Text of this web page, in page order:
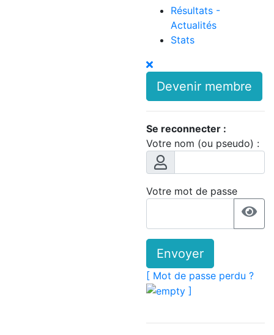
Résultats -
Actualités
Stats
Devenir membre
Se reconnecter :
Votre nom (ou pseudo) :
Votre mot de passe
Envoyer
[ Mot de passe perdu ?
]